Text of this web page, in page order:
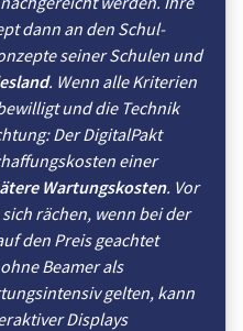
dann an den Schul­
seiner Schulen und
. Wenn alle Kriterien
und die Technik
Der DigitalPakt
einer
Wartungs­kosten. Vor
rächen, wenn bei der
den Preis geachtet
Beamer als
gelten, kann
Displays